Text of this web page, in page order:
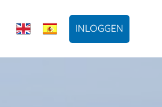
INLOGGEN